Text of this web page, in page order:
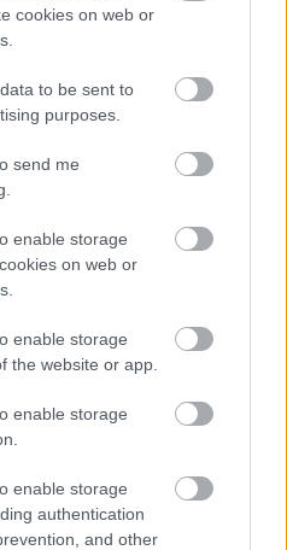
cookies on web or
to be sent to
purposes.
send me
enable storage
on web or
enable storage
the website or app.
enable storage
enable storage
authentication
and other